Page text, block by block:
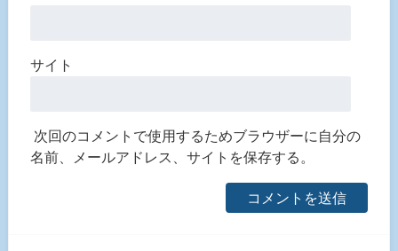
サイト
次回のコメントで使用するためブラウザーに自分の
名前、メールアドレス、サイトを保存する。